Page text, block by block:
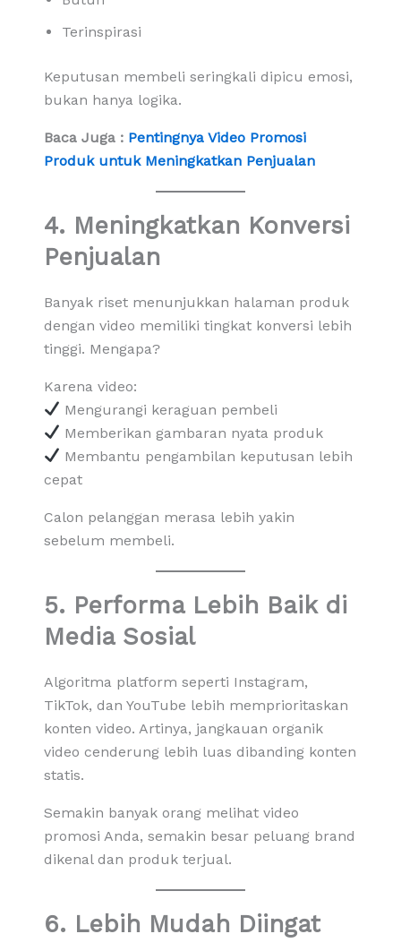
Terinspirasi
Keputusan membeli seringkali dipicu emosi,
bukan hanya logika.
Baca Juga : Pentingnya Video Promosi
Produk untuk Meningkatkan Penjualan
4. Meningkatkan Konversi
Penjualan
Banyak riset menunjukkan halaman produk
dengan video memiliki tingkat konversi lebih
tinggi. Mengapa?
Karena video:
Mengurangi keraguan pembeli
Memberikan gambaran nyata produk
Membantu pengambilan keputusan lebih
cepat
Calon pelanggan merasa lebih yakin
sebelum membeli.
5. Performa Lebih Baik di
Media Sosial
Algoritma platform seperti Instagram,
TikTok, dan YouTube lebih memprioritaskan
konten video. Artinya, jangkauan organik
video cenderung lebih luas dibanding konten
statis.
Semakin banyak orang melihat video
promosi Anda, semakin besar peluang brand
dikenal dan produk terjual.
6. Lebih Mudah Diingat